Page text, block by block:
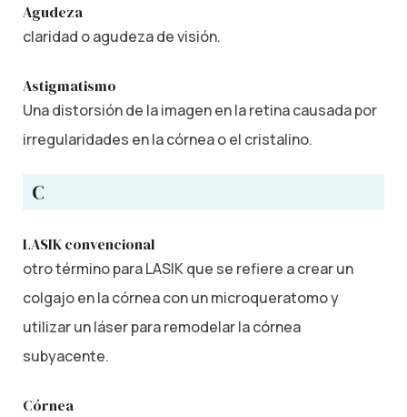
Agudeza
claridad o agudeza de visión.
Astigmatismo
Una distorsión de la imagen en la retina causada por
irregularidades en la córnea o el cristalino.
C
LASIK convencional
otro término para LASIK que se refiere a crear un
colgajo en la córnea con un microqueratomo y
utilizar un láser para remodelar la córnea
subyacente.
Córnea